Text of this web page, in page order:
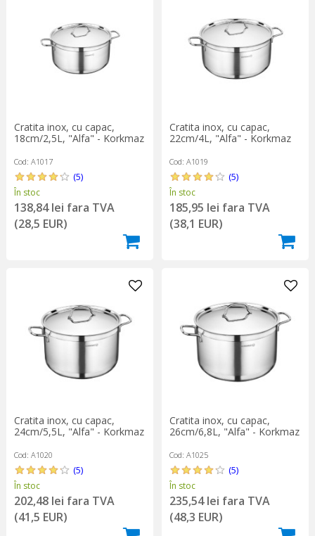
Cratita inox, cu capac,
18cm/2,5L, "Alfa" - Korkmaz
Cod: A1017
(5)
În stoc
138,84 lei fara TVA
(28,5 EUR)
Cratita inox, cu capac,
22cm/4L, "Alfa" - Korkmaz
Cod: A1019
(5)
În stoc
185,95 lei fara TVA
(38,1 EUR)
Cratita inox, cu capac,
24cm/5,5L, "Alfa" - Korkmaz
Cod: A1020
(5)
În stoc
202,48 lei fara TVA
(41,5 EUR)
Cratita inox, cu capac,
26cm/6,8L, "Alfa" - Korkmaz
Cod: A1025
(5)
În stoc
235,54 lei fara TVA
(48,3 EUR)